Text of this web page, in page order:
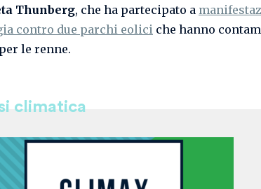
Thunberg, che ha partecipato a
contro due parchi eolici che hanno
le renne.
climatica